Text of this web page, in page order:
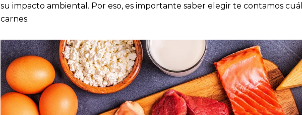
su impacto ambiental. Por eso, es importante saber elegir te contamos
carnes.